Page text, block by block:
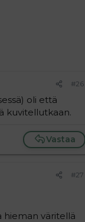
#26
oli että
kuvitellutkaan.
Vastaa
#27
hieman väritellä